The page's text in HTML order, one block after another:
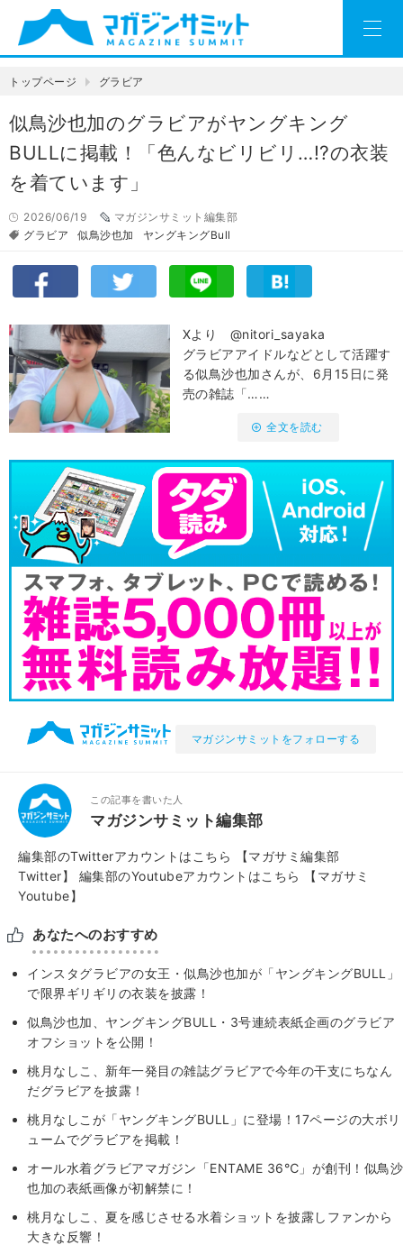
トップページ グラビア
似鳥沙也加のグラビアがヤングキング
BULLに掲載！「色んなビリビリ…!?の衣装
を着ています」
2026/06/19
マガジンサミット編集部
グラビア
似鳥沙也加 ヤングキングBull
Xより @nitori_sayaka
グラビアアイドルなどとして活躍す
る似鳥沙也加さんが、6月15日に発
売の雑誌「……
全文を読む
マガジンサミットをフォローする
この記事を書いた人
マガジンサミット編集部
編集部のTwitterアカウントはこちら
【マガサミ編集部
Twitter】
編集部のYoutubeアカウントはこちら
【マガサミ
Youtube】
あなたへのおすすめ
インスタグラビアの女王・似鳥沙也加が「ヤングキングBULL」
で限界ギリギリの衣装を披露！
似鳥沙也加、ヤングキングBULL・3号連続表紙企画のグラビア
オフショットを公開！
桃月なしこ、新年一発目の雑誌グラビアで今年の干支にちなん
だグラビアを披露！
桃月なしこが「ヤングキングBULL」に登場！17ページの大ボリ
ュームでグラビアを掲載！
オール水着グラビアマガジン「ENTAME 36℃」が創刊！似鳥沙
也加の表紙画像が初解禁に！
桃月なしこ、夏を感じさせる水着ショットを披露しファンから
大きな反響！